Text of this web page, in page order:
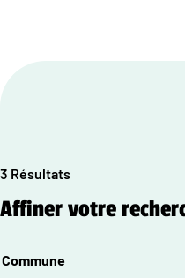
3 Résultats
Affiner votre
Commune